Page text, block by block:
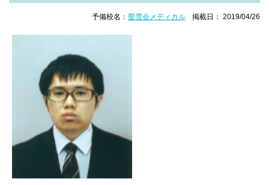
予備校名： 螢雪会メディカル 掲載日： 2019/04/26